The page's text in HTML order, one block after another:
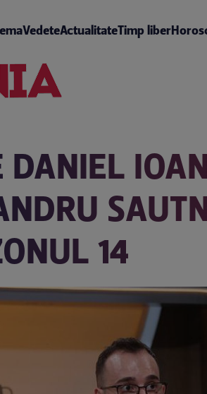
VedeteActualitateTimp liber
DANIEL
14